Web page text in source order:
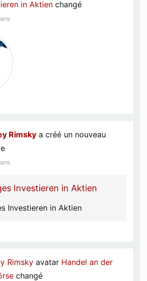
in Aktienchangé
Rimsky a créé un nouveau
Investieren in Aktien
Investieren in Aktien
Rimsky avatar Handel an der
changé